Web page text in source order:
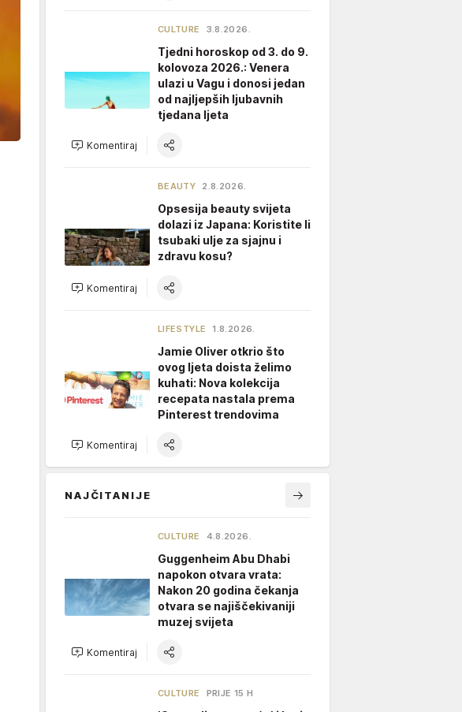
CULTURE 3.8.2026.
Tjedni horoskop od 3. do 9.
kolovoza 2026.: Venera
ulazi u Vagu i donosi jedan
od najljepših ljubavnih
tjedana ljeta
Komentiraj
BEAUTY 2.8.2026.
Opsesija beauty svijeta
dolazi iz Japana: Koristite li
tsubaki ulje za sjajnu i
zdravu kosu?
Komentiraj
LIFESTYLE 1.8.2026.
Jamie Oliver otkrio što
ovog ljeta doista želimo
kuhati: Nova kolekcija
recepata nastala prema
Pinterest trendovima
Komentiraj
NAJČITANIJE
CULTURE 4.8.2026.
Guggenheim Abu Dhabi
napokon otvara vrata:
Nakon 20 godina čekanja
otvara se najiščekivaniji
muzej svijeta
Komentiraj
CULTURE PRIJE 15 H